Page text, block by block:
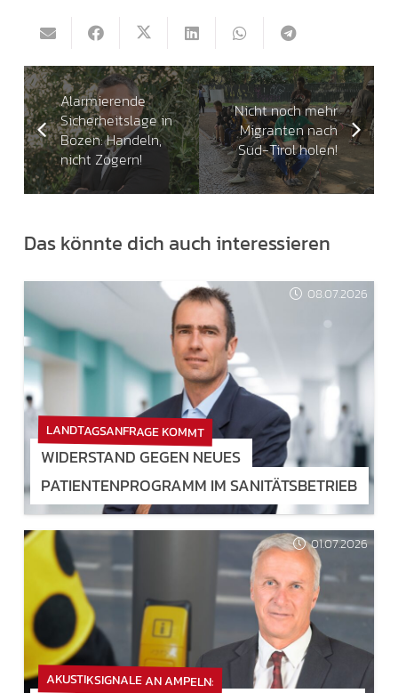
Alarmierende
Sicherheitslage in
Bozen: Handeln,
nicht Zögern!
Nicht noch mehr
Migranten nach
Süd-Tirol holen!
Das könnte dich auch interessieren
08.07.2026
LANDTAGSANFRAGE KOMMT
WIDERSTAND GEGEN NEUES
PATIENTENPROGRAMM IM SANITÄTSBETRIEB
01.07.2026
AKUSTIKSIGNALE AN AMPELN: